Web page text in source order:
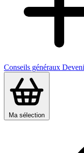
Conseils généraux
Ma sélection